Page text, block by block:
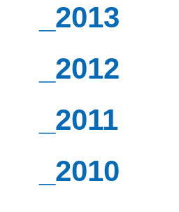
_2013
_2012
_2011
_2010